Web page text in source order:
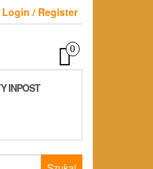
Login / Register
0
INPOST